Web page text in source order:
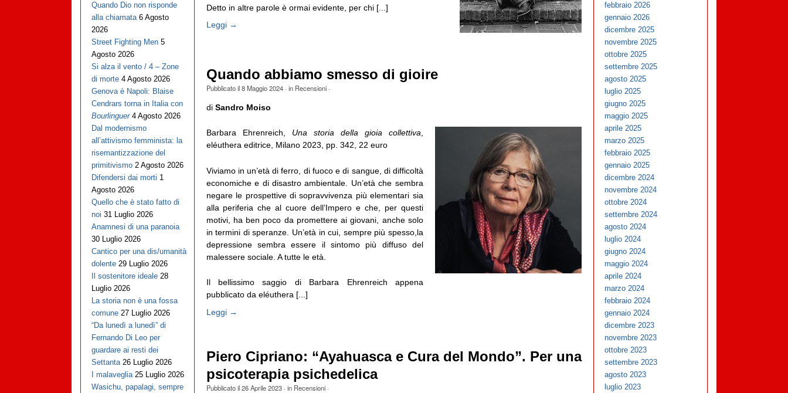
Detto in altre parole è ormai evidente, per chi [...]
Leggi →
Quando abbiamo smesso di gioire
Pubblicato il8 Maggio 2024· in Recensioni·
di Sandro Moiso
Barbara Ehrenreich, Una storia della gioia collettiva,
eléuthera editrice, Milano 2023, pp. 342, 22 euro
Viviamo in un’età di ferro, di fuoco e di sangue, di difficoltà
economiche e di disastro ambientale. Un’età che sembra
negare le prospettive di sopravvivenza più elementari sia
alla periferia che al cuore dell’Impero e che, per questi
motivi, ha ben poco da promettere ai giovani, anche solo
in termini di speranze. Un’età in cui, sempre più spesso,la
depressione sembra essere il sintomo più diffuso del
malessere sociale. A tutte le età.
Il bellissimo saggio di Barbara Ehrenreich appena
pubblicato da eléuthera [...]
Leggi →
Piero Cipriano: “Ayahuasca e Cura del Mondo”. Per una
psicoterapia psichedelica
Pubblicato il26 Aprile 2023· in Recensioni·
Quando Dio non risponde
alla chiamata 6 Agosto
2026
Street Fighting Men 5
Agosto 2026
Si alza il vento / 4 – Zone
di morte 4 Agosto 2026
Genova è Napoli: Blaise
Cendrars torna in Italia con
Bourlinguer 4 Agosto 2026
Dal modernismo
all’attivismo femminista: la
risemantizzazione del
primitivismo 2 Agosto 2026
Difendersi dai morti 1
Agosto 2026
Quello che è stato fatto di
noi 31 Luglio 2026
Anamnesi di una paranoia
30 Luglio 2026
Cantico per una dis/umanità
dolente 29 Luglio 2026
Il sostenitore ideale 28
Luglio 2026
La storia non è una fossa
comune 27 Luglio 2026
“Da lunedì a lunedì” di
Fernando Di Leo per
guardare ai resti dei
Settanta 26 Luglio 2026
I malaveglia 25 Luglio 2026
Wasichu, papalagi, sempre
febbraio 2026
gennaio 2026
dicembre 2025
novembre 2025
ottobre 2025
settembre 2025
agosto 2025
luglio 2025
giugno 2025
maggio 2025
aprile 2025
marzo 2025
febbraio 2025
gennaio 2025
dicembre 2024
novembre 2024
ottobre 2024
settembre 2024
agosto 2024
luglio 2024
giugno 2024
maggio 2024
aprile 2024
marzo 2024
febbraio 2024
gennaio 2024
dicembre 2023
novembre 2023
ottobre 2023
settembre 2023
agosto 2023
luglio 2023